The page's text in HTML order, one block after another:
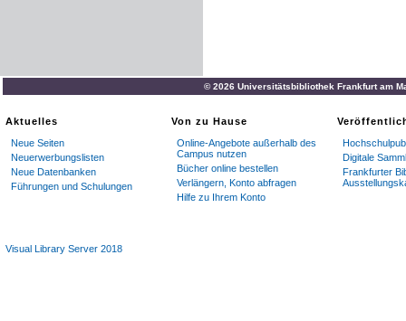
© 2026 Universitätsbibliothek Frankfurt am
Aktuelles
Neue Seiten
Neuerwerbungslisten
Neue Datenbanken
Führungen und Schulungen
Von zu Hause
Online-Angebote außerhalb des
Campus nutzen
Bücher online bestellen
Verlängern, Konto abfragen
Hilfe zu Ihrem Konto
Digitale
Frankfurter
Visual Library Server 2018